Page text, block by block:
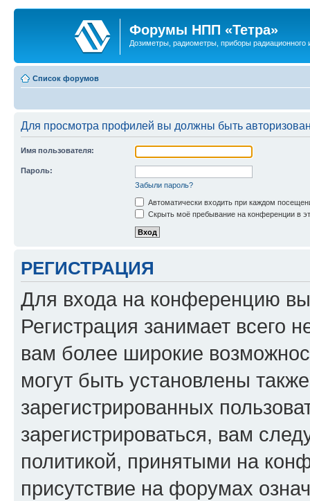
Форумы НПП «Тетра»
Дозиметры, радиометры, приборы радиационного
Список форумов
Для просмотра профилей вы должны быть
Имя пользователя:
Пароль:
Забыли пароль?
Автоматически входить при каждом
Скрыть моё пребывание на конференции в
РЕГИСТРАЦИЯ
Для входа на конференцию
Регистрация занимает всего
вам более широкие
могут быть установлены
зарегистрированных
зарегистрироваться, вам
политикой, принятыми на
присутствие на форумах